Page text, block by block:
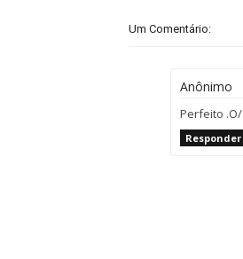
Um Comentário:
Anônimo
Perfeito .O/
Responder